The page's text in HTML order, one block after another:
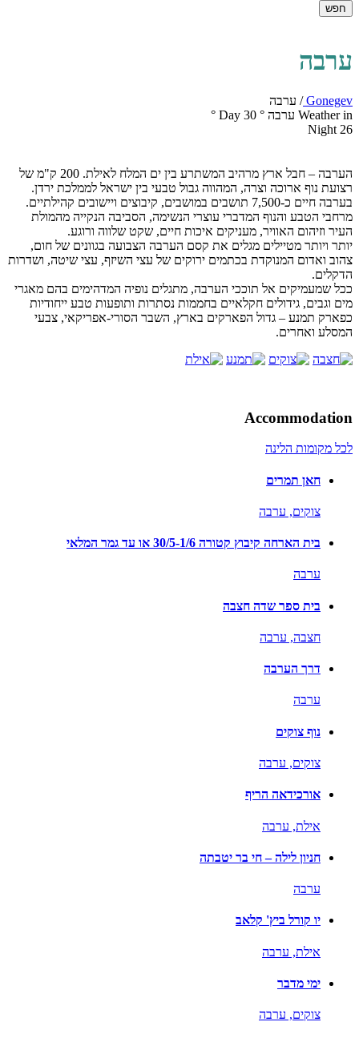
חפש
ערבה
Gonegev
/ ערבה
Weather in ערבה
°
30
Day
°
26
Night
הערבה – חבל ארץ מרהיב המשתרע בין ים המלח לאילת. 200 ק"מ של
רצועת נוף ארוכה וצרה, המהווה גבול טבעי בין ישראל לממלכת ירדן.
בערבה חיים כ-7,500 תושבים במושבים, קיבוצים ויישובים קהילתיים.
מרחבי הטבע והנוף המדברי עוצרי הנשימה, הסביבה הנקייה מהמולת
העיר וזיהום האוויר, מעניקים איכות חיים, שקט שלווה ורוגע.
יותר ויותר מטיילים מגלים את קסם הערבה הצבועה בגוונים של חום,
צהוב ואדום המנוקדת בכתמים ירוקים של עצי השיזף, עצי שיטה, ושדרות
הדקלים.
ככל שמעמיקים אל תוככי הערבה, מתגלים נופיה המדהימים בהם מאגרי
מים וגבים, גידולים חקלאיים בחממות נסתרות ותופעות טבע ייחודיות
כפארק תמנע – גדול הפארקים בארץ, השבר הסורי-אפריקאי, צבעי
המסלע ואחרים.
Accommodation
לכל מקומות הלינה
חאן תמרים
צוקים, ערבה
בית הארחה קיבוץ קטורה 30/5-1/6 או עד גמר המלאי
ערבה
בית ספר שדה חצבה
חצבה, ערבה
דרך הערבה
ערבה
נוף צוקים
צוקים, ערבה
אורכידאה הריף
אילת, ערבה
חניון לילה – חי בר יטבתה
ערבה
יו קורל ביץ' קלאב
אילת, ערבה
ימי מדבר
צוקים, ערבה